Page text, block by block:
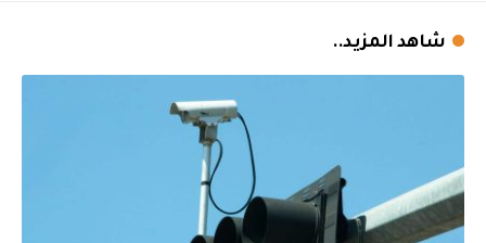
شاهد المزيد..